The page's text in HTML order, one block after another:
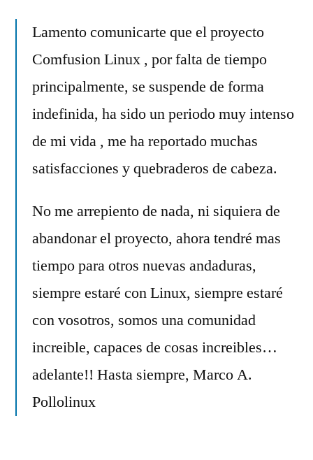
Lamento comunicarte que el proyecto
Comfusion Linux , por falta de tiempo
principalmente, se suspende de forma
indefinida, ha sido un periodo muy intenso
de mi vida , me ha reportado muchas
satisfacciones y quebraderos de cabeza.
No me arrepiento de nada, ni siquiera de
abandonar el proyecto, ahora tendré mas
tiempo para otros nuevas andaduras,
siempre estaré con Linux, siempre estaré
con vosotros, somos una comunidad
increible, capaces de cosas increibles…
adelante!! Hasta siempre, Marco A.
Pollolinux